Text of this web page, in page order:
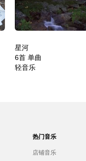
星河
6首 单曲
轻音乐
热门音乐
店铺音乐